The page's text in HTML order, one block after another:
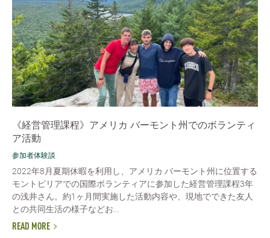
《経営管理課程》アメリカ バーモント州でのボランティ
ア活動
参加者体験談
2022年8月夏期休暇を利用し、アメリカ バーモント州に位置する
モントピリアでの国際ボランティアに参加した経営管理課程3年
の浅井さん。約1ヶ月間実施した活動内容や、現地でできた友人
との共同生活の様子などお...
READ MORE